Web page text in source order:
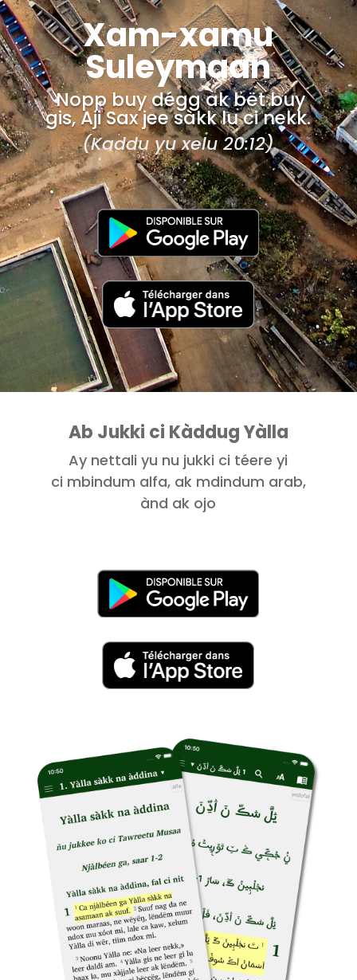
Xam-xamu
Suleymaan
Nopp buy dégg ak bët buy
gis, Aji Sax jee sàkk lu ci nekk.
(Kaddu yu xelu 20:12)
Ab Jukki ci Kàddug Yàlla
Ay nettali yu nu jukki ci téere yi
ci mbindum alfa, ak mdindum arab,
ànd ak ojo